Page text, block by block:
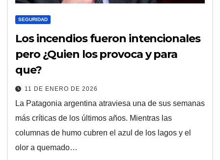
SEGURIDAD
Los incendios fueron intencionales
pero ¿Quien los provoca y para
que?
11 DE ENERO DE 2026
La Patagonia argentina atraviesa una de sus semanas
más críticas de los últimos años. Mientras las
columnas de humo cubren el azul de los lagos y el
olor a quemado…